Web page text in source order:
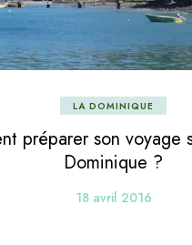
LA DOMINIQUE
préparer son voyage
Dominique ?
18 avril 2016